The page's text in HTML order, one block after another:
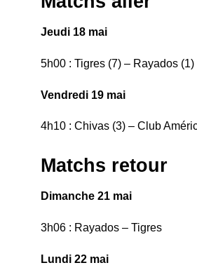
Jeudi 18 mai
5h00 : Tigres (7) – Rayados (1)
Vendredi 19 mai
4h10 : Chivas (3) – Club
Matchs retour
Dimanche 21 mai
3h06 : Rayados – Tigres
Lundi 22 mai